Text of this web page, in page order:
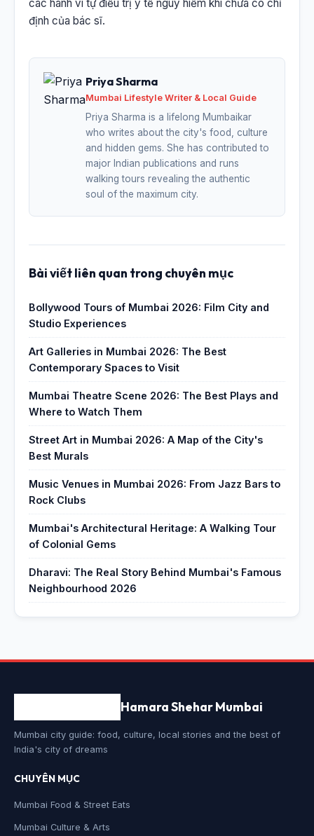
các hành vi tự điều trị y tế nguy hiểm khi chưa có chỉ
định của bác sĩ.
Priya Sharma
Mumbai Lifestyle Writer & Local Guide
Priya Sharma is a lifelong Mumbaikar
who writes about the city's food, culture
and hidden gems. She has contributed to
major Indian publications and runs
walking tours revealing the authentic
soul of the maximum city.
Bài viết liên quan trong chuyên mục
Bollywood Tours of Mumbai 2026: Film City and
Studio Experiences
Art Galleries in Mumbai 2026: The Best
Contemporary Spaces to Visit
Mumbai Theatre Scene 2026: The Best Plays and
Where to Watch Them
Street Art in Mumbai 2026: A Map of the City's
Best Murals
Music Venues in Mumbai 2026: From Jazz Bars to
Rock Clubs
Mumbai's Architectural Heritage: A Walking Tour
of Colonial Gems
Dharavi: The Real Story Behind Mumbai's Famous
Neighbourhood 2026
Hamara Shehar Mumbai
Mumbai city guide: food, culture, local stories and the best of
India's city of dreams
CHUYÊN MỤC
Mumbai Food & Street Eats
Mumbai Culture & Arts